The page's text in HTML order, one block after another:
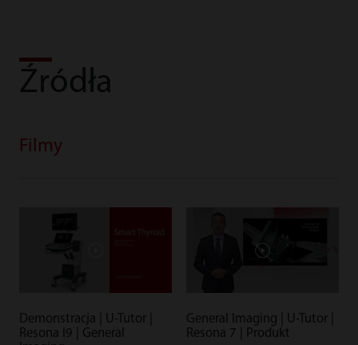
Źródła
Filmy
Demonstracja | U-Tutor |
Resona I9 | General
General Imaging | U-Tutor |
Resona 7 | Produkt